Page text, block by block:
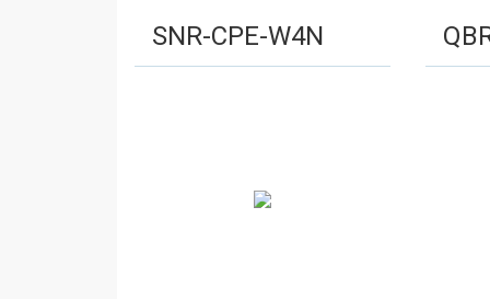
SNR-CPE-W4N